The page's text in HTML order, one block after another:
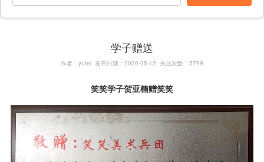
学子赠送
作者：yufei 发布日期：2020-05-12 关注次数：5799
笑笑学子贺亚楠赠笑笑